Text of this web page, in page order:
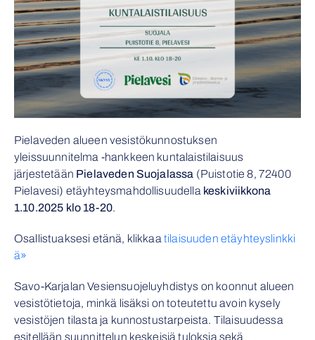
Pielaveden alueen vesistökunnostuksen
yleissuunnitelma -hankkeen kuntalaistilaisuus
järjestetään Pielaveden Suojalassa (Puistotie 8, 72400
Pielavesi) etäyhteysmahdollisuudella keskiviikkona
1.10.2025 klo 18-20.
Osallistuaksesi etänä, klikkaa tilaisuuden etäyhteyslinkki
ä»
Savo-Karjalan Vesiensuojeluyhdistys on koonnut alueen
vesistötietoja, minkä lisäksi on toteutettu avoin kysely
vesistöjen tilasta ja kunnostustarpeista. Tilaisuudessa
esitellään suunnittelun keskeisiä tuloksia sekä